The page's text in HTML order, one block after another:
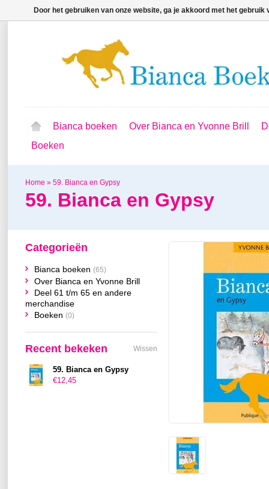
Bianca boeken Over Bianca en Yvonne Brill
Boeken
Home » 59. Bianca en Gypsy
59. Bianca en Gypsy
Categorieën
Bianca boeken (65)
Over Bianca en Yvonne Brill
Deel 61 t/m 65 en andere
merchandise
Boeken (0)
Recent bekeken Wissen
59. Bianca en Gypsy
€12,45
Door het gebruiken van onze website, ga je akkoord met het